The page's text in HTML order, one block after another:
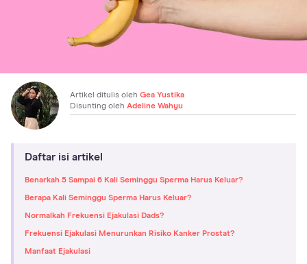
Artikel ditulis oleh Gea Yustika
Disunting oleh Adeline Wahyu
Daftar isi artikel
Benarkah 5 Sampai 6 Kali Seminggu Sperma Harus Keluar?
Berapa Kali Seminggu Sperma Harus Keluar?
Normalkah Frekuensi Ejakulasi Dads?
Frekuensi Ejakulasi Menurunkan Risiko Kanker Prostat?
Manfaat Ejakulasi